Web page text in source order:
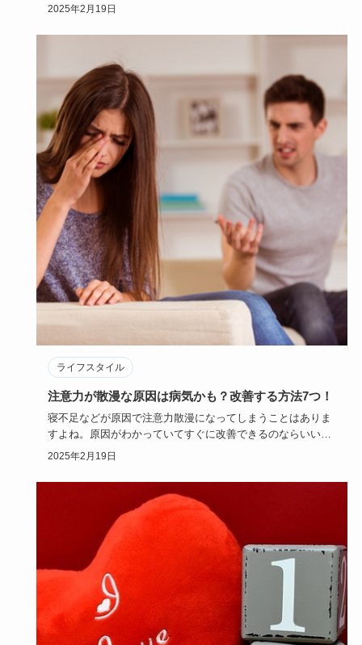
くれないような気…
2025年2月19日
ライフスタイル
注意力が散漫な原因は病気かも？改善する方法7つ！
寝不足などが原因で注意力散漫になってしまうことはありま
すよね。原因がわかっていてすぐに改善できるのならいいの
ですが、注意力…
2025年2月19日